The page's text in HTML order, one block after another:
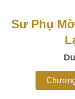
Sư Phụ